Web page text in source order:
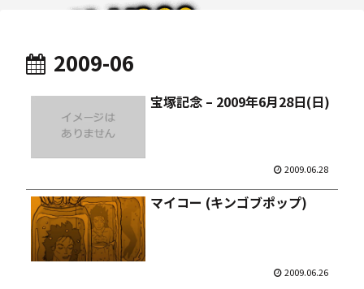
2009-06
宝塚記念 – 2009年6月28日(日)
2009.06.28
マイコー (キンゴブポップ)
2009.06.26